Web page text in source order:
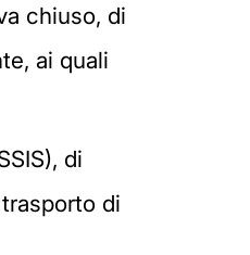
chiuso, di
ai quali
di
di